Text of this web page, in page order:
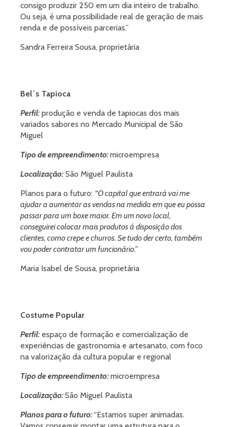
consigo produzir 250 em um dia inteiro de trabalho.
Ou seja, é uma possibilidade real de geração de mais
renda e de possíveis parcerias.”
Sandra Ferreira Sousa, proprietária
Bel´s Tapioca
Perfil:produção e venda de tapiocas dos mais
variados sabores no Mercado Municipal de São
Miguel
Tipo de empreendimento:microempresa
Localização:São Miguel Paulista
Planos para o futuro: “O capital que entrará vai me
ajudar a aumentar as vendas na medida em que eu possa
passar para um boxe maior. Em um novo local,
conseguirei colocar mais produtos à disposição dos
clientes, como crepe e churros. Se tudo der certo, também
vou poder contratar um funcionário.”
Maria Isabel de Sousa, proprietária
Costume Popular
Perfil:espaço de formação e comercialização de
experiências de gastronomia e artesanato, com foco
na valorização da cultura popular e regional
Tipo de empreendimento:microempresa
Localização:São Miguel Paulista
Planos para o futuro:“Estamos super animadas.